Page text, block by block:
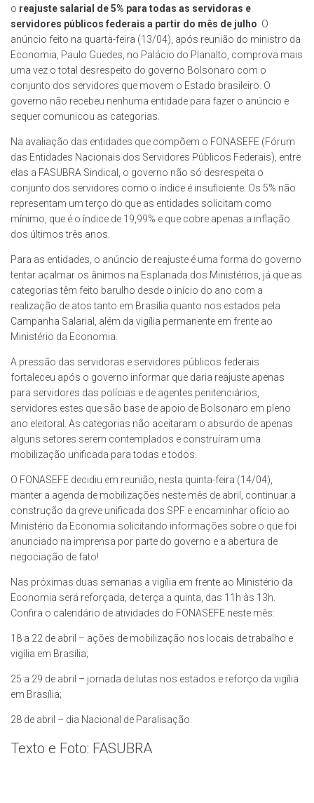
o reajuste salarial de 5% para todas as servidoras e
servidores públicos federais a partir do mês de julho. O
anúncio feito na quarta-feira (13/04), após reunião do ministro da
Economia, Paulo Guedes, no Palácio do Planalto, comprova mais
uma vez o total desrespeito do governo Bolsonaro com o
conjunto dos servidores que movem o Estado brasileiro. O
governo não recebeu nenhuma entidade para fazer o anúncio e
sequer comunicou as categorias.
Na avaliação das entidades que compõem o FONASEFE (Fórum
das Entidades Nacionais dos Servidores Públicos Federais), entre
elas a FASUBRA Sindical, o governo não só desrespeita o
conjunto dos servidores como o índice é insuficiente. Os 5% não
representam um terço do que as entidades solicitam como
mínimo, que é o índice de 19,99% e que cobre apenas a inflação
dos últimos três anos.
Para as entidades, o anúncio de reajuste é uma forma do governo
tentar acalmar os ânimos na Esplanada dos Ministérios, já que as
categorias têm feito barulho desde o início do ano com a
realização de atos tanto em Brasília quanto nos estados pela
Campanha Salarial, além da vigília permanente em frente ao
Ministério da Economia.
A pressão das servidoras e servidores públicos federais
fortaleceu após o governo informar que daria reajuste apenas
para servidores das polícias e de agentes penitenciários,
servidores estes que são base de apoio de Bolsonaro em pleno
ano eleitoral. As categorias não aceitaram o absurdo de apenas
alguns setores serem contemplados e construíram uma
mobilização unificada para todas e todos.
O FONASEFE decidiu em reunião, nesta quinta-feira (14/04),
manter a agenda de mobilizações neste mês de abril, continuar a
construção da greve unificada dos SPF e encaminhar ofício ao
Ministério da Economia solicitando informações sobre o que foi
anunciado na imprensa por parte do governo e a abertura de
negociação de fato!
Nas próximas duas semanas a vigília em frente ao Ministério da
Economia será reforçada, de terça a quinta, das 11h às 13h.
Confira o calendário de atividades do FONASEFE neste mês:
18 a 22 de abril – ações de mobilização nos locais de trabalho e
vigília em Brasília;
25 a 29 de abril – jornada de lutas nos estados e reforço da vigília
em Brasília;
28 de abril – dia Nacional de Paralisação.
Texto e Foto: FASUBRA